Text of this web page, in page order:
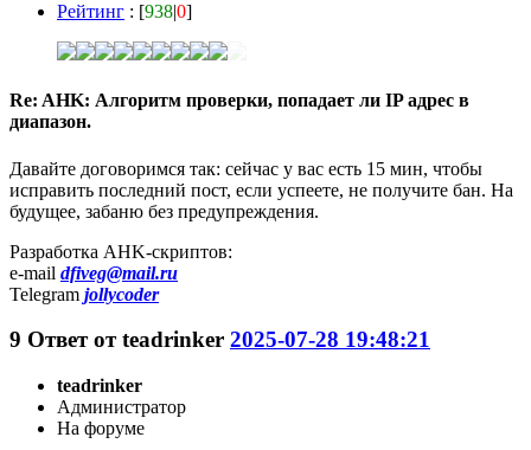
Рейтинг : [938|0]
Re: AHK: Алгоритм проверки, попадает ли IP адрес в
диапазон.
Давайте договоримся так: сейчас у вас есть 15 мин, чтобы
исправить последний пост, если успеете, не получите бан. На
будущее, забаню без предупреждения.
Разработка AHK-скриптов:
e-mail dfiveg@mail.ru
Telegram jollycoder
9 Ответ отteadrinker 2025-07-28 19:48:21
teadrinker
Администратор
На форуме